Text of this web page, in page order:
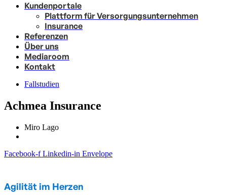
Kundenportale
Plattform für Versorgungsunternehmen
Insurance
Referenzen
Über uns
Mediaroom
Kontakt
Fallstudien
Achmea Insurance
Miro Lago
Facebook-f Linkedin-in Envelope
Agilität im Herzen